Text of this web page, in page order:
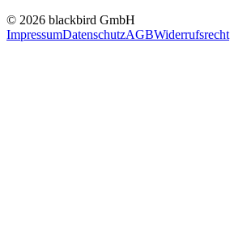
© 2026 blackbird GmbH
ImpressumDatenschutzAGBWiderrufsrecht